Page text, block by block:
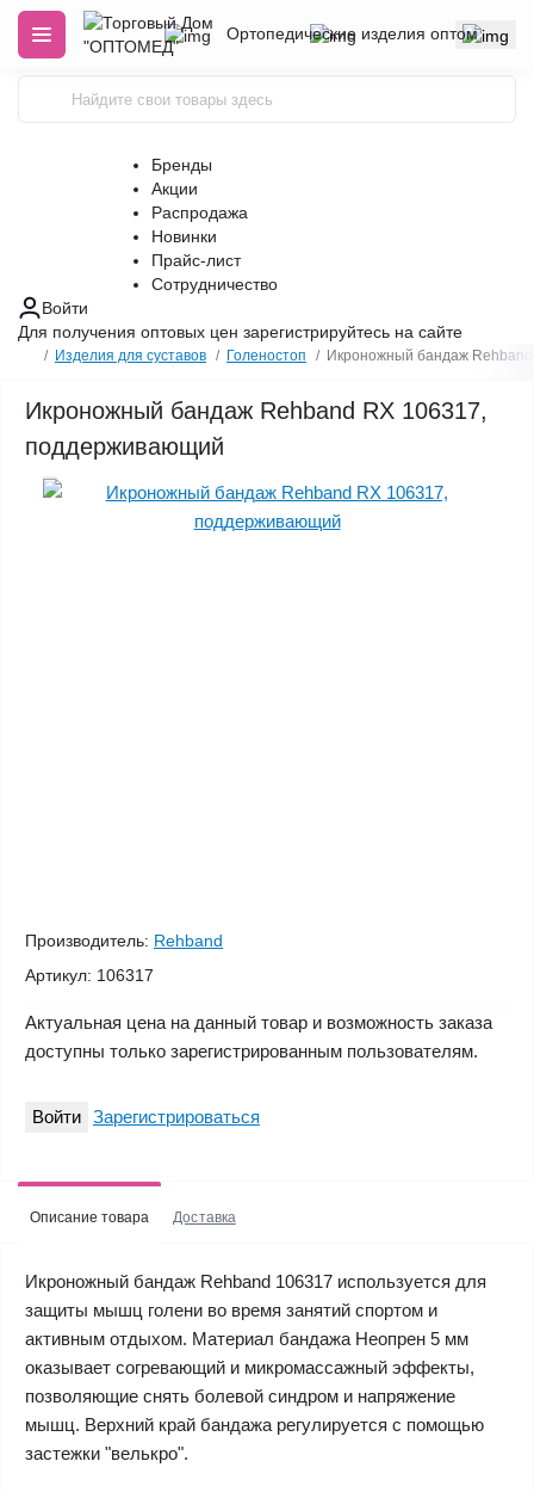
Ортопедические изделия оптом
Бренды
Акции
Распродажа
Новинки
Прайс-лист
Сотрудничество
Войти
Для получения оптовых цен зарегистрируйтесь на сайте
Изделия для суставов Голеностоп Икроножный бандаж
Икроножный бандаж Rehband RX 106317,
поддерживающий
Производитель: Rehband
Артикул: 106317
Актуальная цена на данный товар и возможность заказа
доступны только зарегистрированным пользователям.
Войти Зарегистрироваться
Описание товара Доставка
Икроножный бандаж Rehband 106317 используется для
защиты мышц голени во время занятий спортом и
активным отдыхом. Материал бандажа Неопрен 5 мм
оказывает согревающий и микромассажный эффекты,
позволяющие снять болевой синдром и напряжение
мышц. Верхний край бандажа регулируется с помощью
застежки "велькро".